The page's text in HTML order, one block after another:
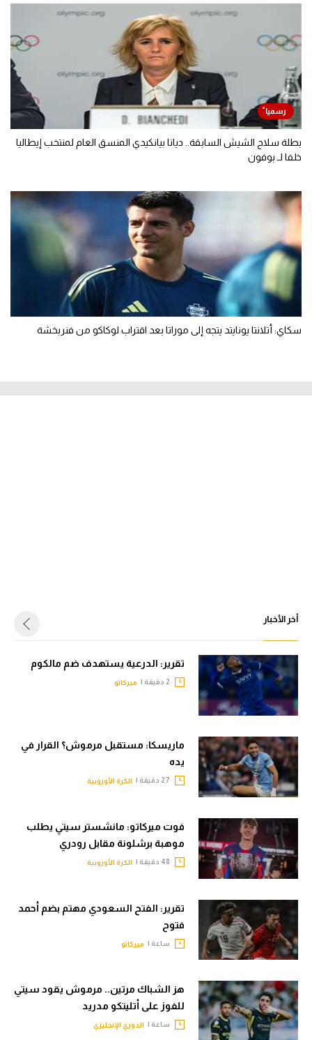
بطلة سلاح الشيش السابقة.. ديانا بيانكيدي المنسق العام لمنتخب إيطاليا
خلفا لـ بوفون
سكاي: أتلانتا يونايتد يتجه إلى موراتا بعد اقتراب لوكاكو من فنربخشة
أخر الأخبار
تقرير: الدرعية يستهدف ضم مالكوم
ميركاتو
ماريسكا: مستقبل مرموش؟ القرار في
يده
الكرة الأوروبية
فوت ميركاتو: مانشستر سيتي يطلب
موهبة برشلونة مقابل رودري
الكرة الأوروبية
تقرير: الفتح السعودي مهتم بضم أحمد
فتوح
ساعة | ميركاتو
هز الشباك مرتين.. مرموش يقود سيتي
للفوز على أتليتكو مدريد
ساعة | الدوري الإنجليزي